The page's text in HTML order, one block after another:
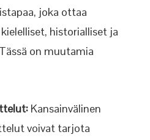
joka ottaa
historialliset ja
on muutamia
Kansainvälinen
voivat tarjota